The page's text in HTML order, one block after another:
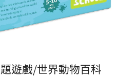
題遊戲/世界動物百科